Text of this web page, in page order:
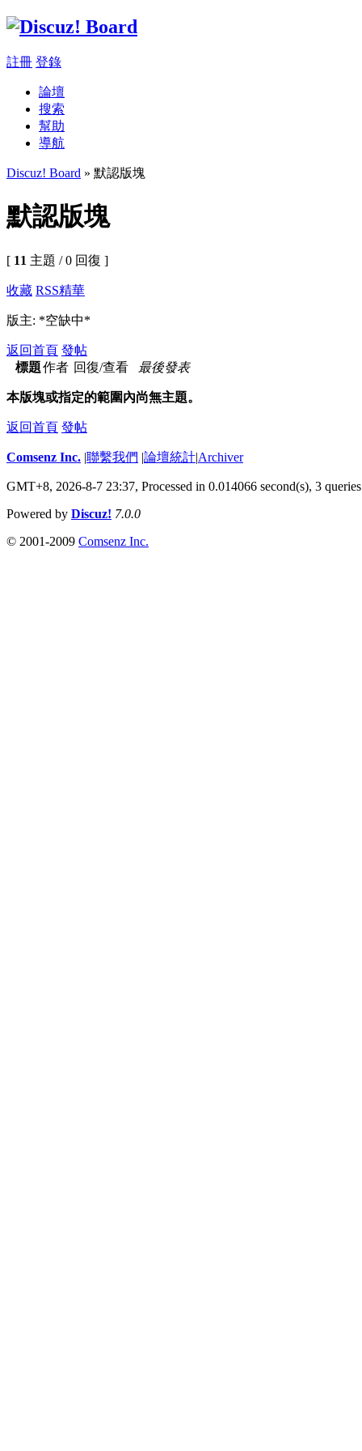
註冊 登錄
論壇
搜索
幫助
導航
Discuz! Board » 默認版塊
默認版塊
[ 11 主題 / 0 回復 ]
收藏 RSS精華
版主: *空缺中*
返回首頁 發帖
標題作者 回復/查看 最後發表
本版塊或指定的範圍內尚無主題。
返回首頁 發帖
Comsenz Inc. |聯繫我們 |論壇統計|Archiver
GMT+8, 2026-8-7 23:37, Processed in 0.014066 second(s), 3 queries
Powered by Discuz! 7.0.0
© 2001-2009 Comsenz Inc.